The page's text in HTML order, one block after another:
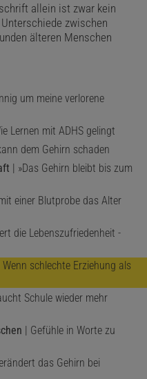
allein ist zwar kein
zwischen
älteren Menschen
um meine verlorene
Lernen mit ADHS gelingt
dem Gehirn schaden
| »Das Gehirn bleibt bis zum
einer Blutprobe das Alter
die Lebenszufriedenheit -
Wenn schlechte Erziehung als
Schule wieder mehr
| Gefühle in Worte zu
das Gehirn bei